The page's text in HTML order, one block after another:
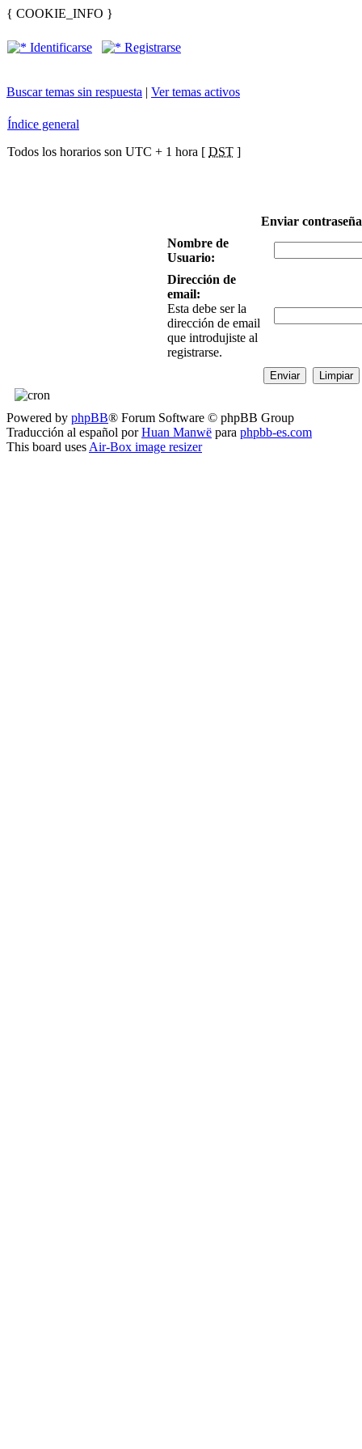
{ COOKIE_INFO }
Identificarse Registrarse
Buscar temas sin respuesta | Ver temas activos
Índice general
Todos los horarios son UTC + 1 hora [ DST ]
Enviar contraseña
Nombre de
Usuario:
Dirección de
email:
Esta debe ser la
dirección de email
que introdujiste al
registrarse.
Powered by phpBB® Forum Software © phpBB Group
Traducción al español porHuan Manwë para phpbb-es.com
This board uses Air-Box image resizer